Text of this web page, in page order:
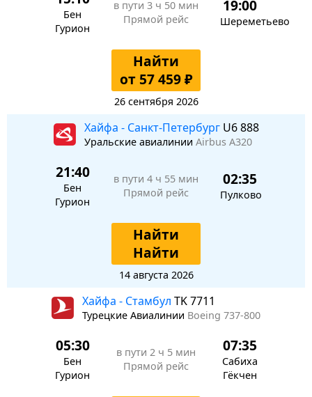
Бен
Гурион
в пути 3 ч 50 мин
Прямой рейс
19:00
Шереметьево
Найти
от 57 459 ₽
26 сентября 2026
Хайфа - Санкт-Петербург U6 888
Уральские авиалинии Airbus A320
21:40
Бен
Гурион
в пути 4 ч 55 мин
Прямой рейс
02:35
Пулково
Найти
Найти
14 августа 2026
Хайфа - Стамбул TK 7711
Турецкие Авиалинии Boeing 737-800
05:30
Бен
Гурион
в пути 2 ч 5 мин
Прямой рейс
07:35
Сабиха
Гёкчен